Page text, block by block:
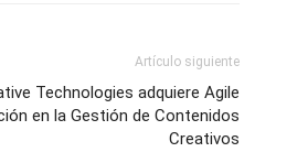
Artículo siguiente
Technologies adquiere Agile
en la Gestión de Contenidos
Creativos